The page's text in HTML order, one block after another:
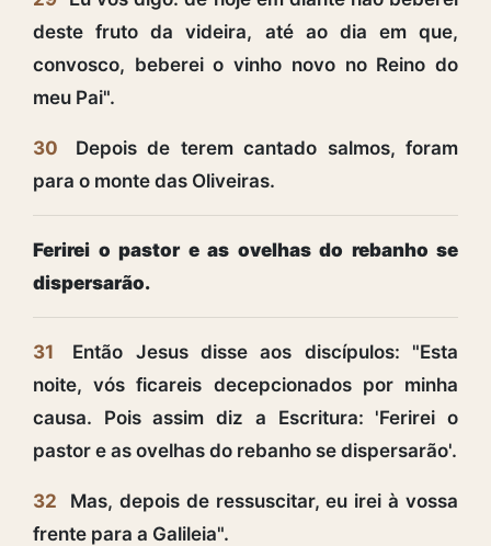
deste fruto da videira, até ao dia em que,
convosco, beberei o vinho novo no Reino do
meu Pai".
30
Depois de terem cantado salmos, foram
para o monte das Oliveiras.
Ferirei o pastor e as ovelhas do rebanho se
dispersarão.
31
Então Jesus disse aos discípulos: "Esta
noite, vós ficareis decepcionados por minha
causa. Pois assim diz a Escritura: 'Ferirei o
pastor e as ovelhas do rebanho se dispersarão'.
32
Mas, depois de ressuscitar, eu irei à vossa
frente para a Galileia".